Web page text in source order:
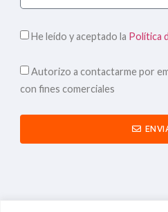
He leído y aceptado la Política
Autorizo a contactarme por
con fines comerciales